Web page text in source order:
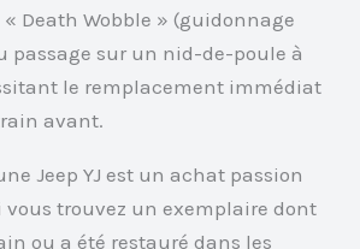
Death Wobble » (guidonnage
passage sur un nid-de-poule à
le remplacement immédiat
avant.
Jeep YJ est un achat passion
vous trouvez un exemplaire dont
ou a été restauré dans les